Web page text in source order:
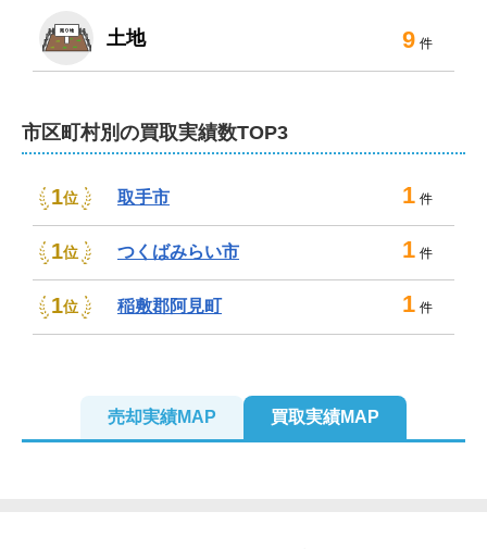
だけでなく山林や農地、市街化区域外にある物件の売却
引越し業者や高齢者施設のご紹介サービスなど売却に伴
うサポートサービスもございますので、必要の際はお気
不動産売却は、株式会社未来地図にお任せくだ
さい！
弊社の社名「未来地図」には、「不動産を通してこれか
らの素敵な未来をつくるお役に立ちたい」という思いが
込められています。売主様お一人おひとりが描く素敵な
査定やご相談は無料です。もちろん秘密厳守を徹底して
土地 9 件
市区町村別の買取実績数TOP3
1位 取手市 1 件
1位 つくばみらい市 1 件
1位 稲敷郡阿見町 1 件
売却実績MAP 買取実績MAP